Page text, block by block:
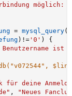
möglich: '
= mysql_query(
) != '0' )
{
Benutzername ist
für deine
,
"Neues